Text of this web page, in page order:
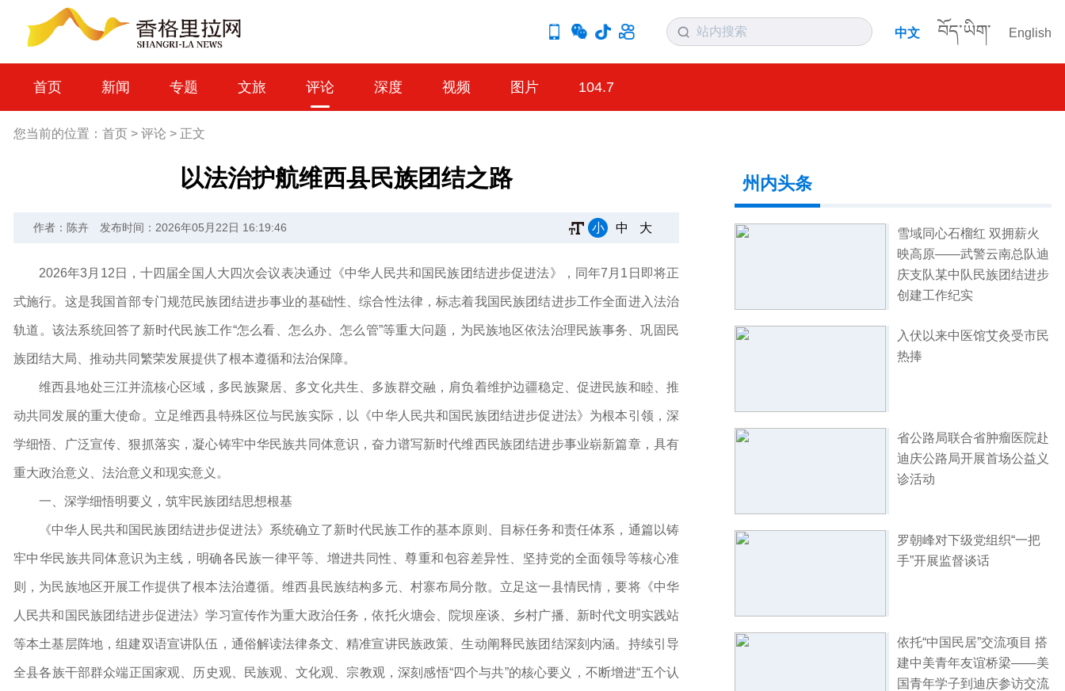
中文 བོད་ཡིག་ English
首页 新闻 专题 文旅 评论 深度 视频 图片 104.7
您当前的位置： 首页 > 评论 > 正文
以法治护航维西县民族团结之路
作者：陈卉 发布时间：2026年05月22日 16:19:46 小 中 大
2026年3月12日，十四届全国人大四次会议表决通过《中华人民共和国民族团结进步促进法》，同年7月1日即将正
式施行。这是我国首部专门规范民族团结进步事业的基础性、综合性法律，标志着我国民族团结进步工作全面进入法治
轨道。该法系统回答了新时代民族工作“怎么看、怎么办、怎么管”等重大问题，为民族地区依法治理民族事务、巩固民
族团结大局、推动共同繁荣发展提供了根本遵循和法治保障。
维西县地处三江并流核心区域，多民族聚居、多文化共生、多族群交融，肩负着维护边疆稳定、促进民族和睦、推
动共同发展的重大使命。立足维西县特殊区位与民族实际，以《中华人民共和国民族团结进步促进法》为根本引领，深
学细悟、广泛宣传、狠抓落实，凝心铸牢中华民族共同体意识，奋力谱写新时代维西民族团结进步事业崭新篇章，具有
重大政治意义、法治意义和现实意义。
一、深学细悟明要义，筑牢民族团结思想根基
《中华人民共和国民族团结进步促进法》系统确立了新时代民族工作的基本原则、目标任务和责任体系，通篇以铸
牢中华民族共同体意识为主线，明确各民族一律平等、增进共同性、尊重和包容差异性、坚持党的全面领导等核心准
则，为民族地区开展工作提供了根本法治遵循。维西县民族结构多元、村寨布局分散。立足这一县情民情，要将《中华
人民共和国民族团结进步促进法》学习宣传作为重大政治任务，依托火塘会、院坝座谈、乡村广播、新时代文明实践站
等本土基层阵地，组建双语宣讲队伍，通俗解读法律条文、精准宣讲民族政策、生动阐释民族团结深刻内涵。持续引导
全县各族干部群众端正国家观、历史观、民族观、文化观、宗教观，深刻感悟“四个与共”的核心要义，不断增进“五个认
州内头条
雪域同心石榴红 双拥薪火
映高原——武警云南总队迪
庆支队某中队民族团结进步
创建工作纪实
入伏以来中医馆艾灸受市民
热捧
省公路局联合省肿瘤医院赴
迪庆公路局开展首场公益义
诊活动
罗朝峰对下级党组织“一把
手”开展监督谈话
依托“中国民居”交流项目 搭
建中美青年友谊桥梁——美
国青年学子到迪庆参访交流